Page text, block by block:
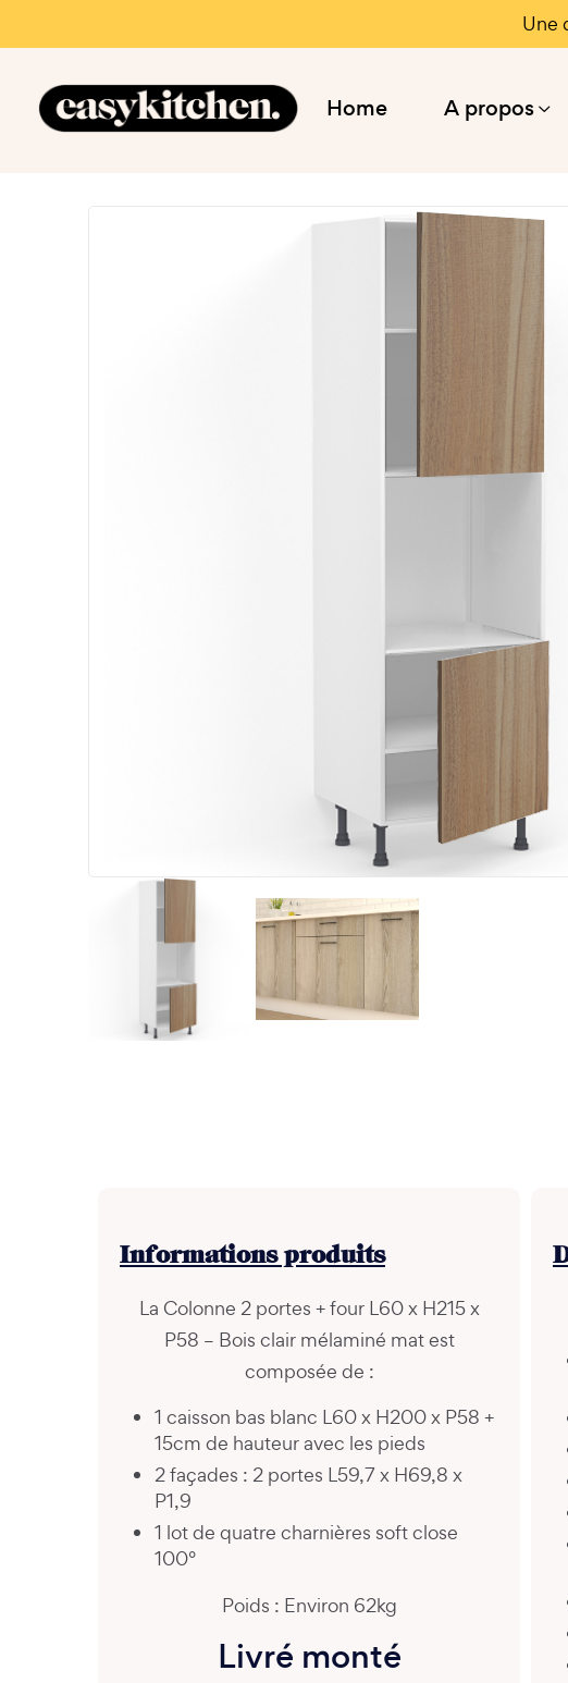
Une
Home A propos
Informationsproduits
La Colonne 2 portes + four L60 x H215 x
P58 – Bois clair mélaminé mat est
composée de :
1 caisson bas blanc L60 x H200 x P58 +
15cm de hauteur avec les pieds
2 façades : 2 portes L59,7 x H69,8 x
P1,9
1 lot de quatre charnières soft close
100°
Poids : Environ 62kg
Livré monté